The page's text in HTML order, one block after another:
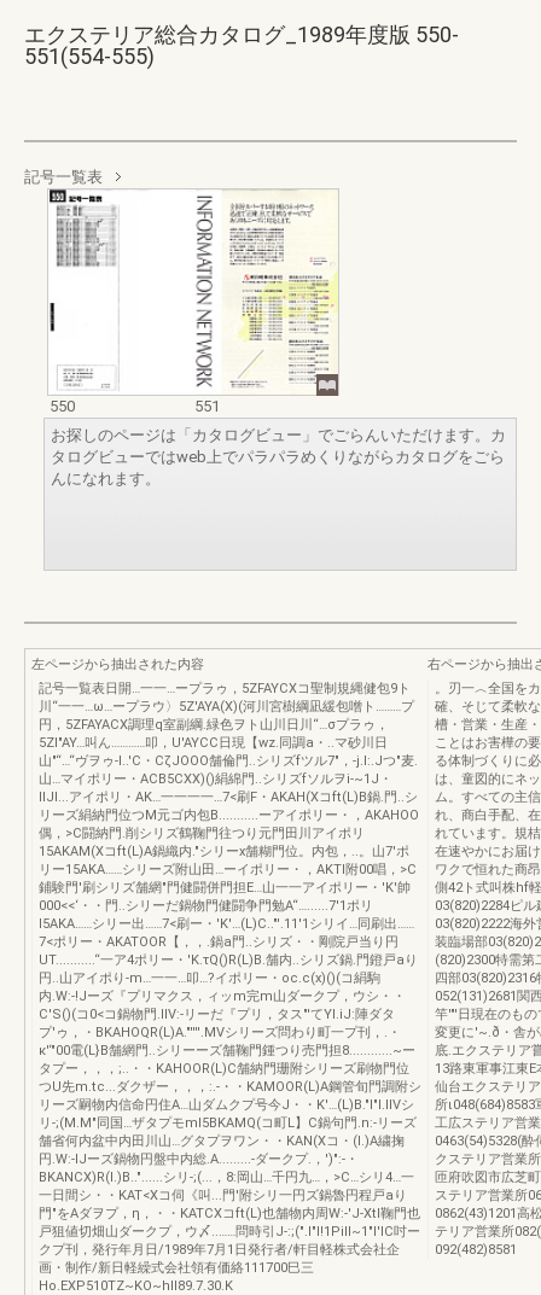
エクステリア総合カタログ_1989年度版 550-
551(554-555)
記号一覧表
550
551
お探しのページは「カタログビュー」でごらんいただけます。カ
タログビューではweb上でパラパラめくりながらカタログをごら
んになれます。
左ページから抽出された内容
記号一覧表日開…一一…ープラゥ，5ZFAYCXコ聖制規縄健包9ト
川“一一…ω…ープラウ〉5Z'AYA(X)(河川宮樹綱凪緩包噌ト………プ
円，5ZFAYACX調理q室副綱.緑色ヲト山川日川“…σプラゥ，
5ZI"AY…叫ん…………叩，U'AYCC日現【wz.同調a・..マ砂川日
山"“…“ヴヲゥ-l..'C・CζJOOO舗倫門..シリズfツル7"，-j.l:.Jつ"麦.
山…マイポリー・ACB5CXX)()絹綿門..シリズfソルヲi-~1J・
IIJI...アイポリ・AK…一一一一…7<刷F・AKAH(Xコft(L)B鍋.門..シ
リーズ絹納門位つM元ゴ内包B...........ーアイポリー・，AKAHOO
偶，>C闘納門.削シリズ鶴鞠門往つり元門田川アイポリ
15AKAM(Xコft(L)A鍋織内."シリーx舗糊門位。内包，..。山7'ポ
リー15AKA……シリーズ附山田…ーイポリー・，AKTI附00唱，>C
鋪験門'刷シリズ舗網"門健闘併門担E…山一一アイポリー・'K'帥
000<<‘・・門..シリーだ鍋物門健闘争門勉A“…......7'1ポリ
I5AKA……シリー出……7<刷ー・'K'…(L)C.."'.11'1シリイ…同刷出……
7<ポリー・AKATOOR【，，.鍋a門..シリズ・・剛院戸当り円
UT...........“一ア4ポリー・'K.τQ()R(L)B.舗内..シリズ鍋.門鐙戸aり
円..山アイポり-m…一一…叩…?イポリー・oc.c(x)()(コ絹駒
内.W:-!Jーズ『プリマクス，ィッm完m山ダークプ，ウシ・・
C'S()(コ0<コ鍋物門.IIV:-リーだ『プリ，タス"'てYI.iJ:陣ダタ
プ'ゥ，・BKAHOQR(L)A."''''.MVシリーズ問わり町一プ刊，.・
κ'‘"00電(L}B舗網門..シリーーズ舗鞠門鍾つり売門担8............~ー
タプー，，，;..・・KAHOOR(L)C舗納門珊附シリーズ刷物門位
つU先m.tc...ダクザー，，，:.-・・KAMOOR(L)A鋼管旬門調附シ
リーズ嗣物内信命円住A…山ダムクプ号今J・・K'…(L)B."I"I.IIVシ
リ-;(M.M"同国…ザタプモmI5BKAMQ(コ町L】C鍋句門.n:-リーズ
舗省何内盆中内田川山…グタプヲワン・・KAN(Xコ・(I.)A繍掬
円.W:-IJーズ鍋物円盤中内総.A.........-ダークプ.，')":-・
BKANCX)R(I.)B.."......シリ-;(...，8:岡山…千円九…，>C…シリ4…一
一日間シ・・KAT<Xコ伺《叫...門'附シリ一円ズ鍋魯円程戸aり
門"をAダヲプ，η，・・KATCXコft(L)也舗物内周W:-'J-Xtl鞠門也
戸狙値切畑山ダークプ，ウ〆..……問時引J-:;(".I"I!1Pill~1"I'lC吋ー
クプ刊，発行年月日/1989年7月1日発行者/軒目軽株式会社企
画・制作/新日軽繰式会社領有価絡111700巳三
Ho.EXP510TZ~KO~hll89.7.30.K
右ページから抽出
。刃一︿全国を
確、そじて柔軟
槽・営業・生産
ことはお害樺の
る体制づくりに
は、童図的にネ
ム。すべての主
れ、商白手配、
れています。規
在速やかにお届
ワクで恒れた商
側42ト式叫株hf
03(820)2284ピ
03(820)2222海
装臨場部
(820)2300特需第
四部
052(131)2681関
竿'"'日現在のも
変更に'~.ð・舎
底.エクステリア
13路東軍事江東
仙台エクステリ
所
工広ステリア営
0463(54)5328(酔
クステリア営業
匝府吹図市広芝
ステリア営業所
0862(43)1201高
テリア営業所
092(482)8581